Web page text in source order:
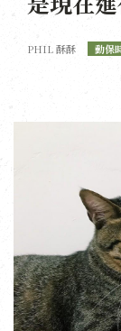
PHIL 酥酥 動保